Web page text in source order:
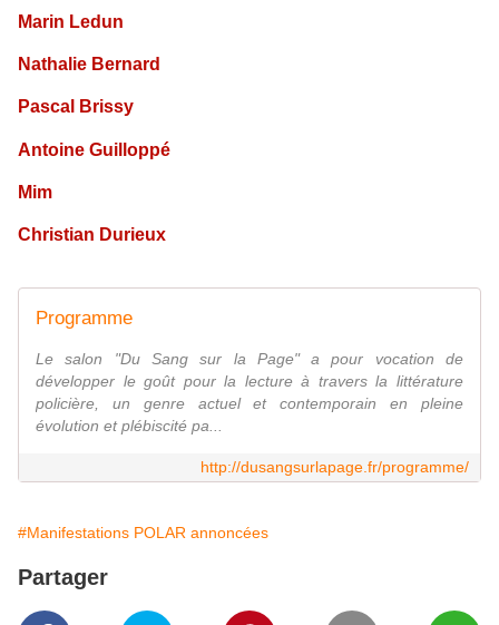
Marin Ledun
Nathalie Bernard
Pascal Brissy
Antoine Guilloppé
Mim
Christian Durieux
Programme
Le salon "Du Sang sur la Page" a pour vocation de
développer le goût pour la lecture à travers la littérature
policière, un genre actuel et contemporain en pleine
évolution et plébiscité pa...
http://dusangsurlapage.fr/programme/
#Manifestations POLAR annoncées
Partager